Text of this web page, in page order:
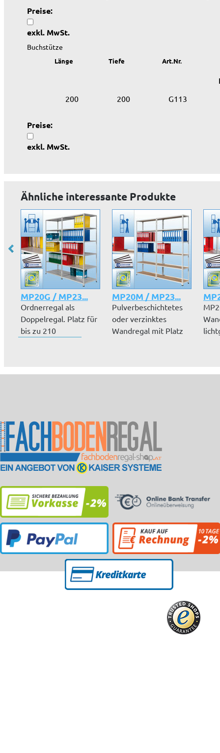
Preise:
exkl. MwSt.
Buchstütze
Länge Tiefe Art.Nr.
200 200 G113
Preise:
exkl. MwSt.
Ähnliche interessante Produkte
MP20G / MP23...
Ordnerregal als
Doppelregal. Platz für
bis zu 210
MP20M / MP23...
Pulverbeschichtetes
oder verzinktes
Wandregal mit Platz